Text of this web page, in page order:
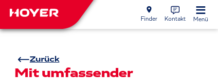
Finder Kontakt Menü
Zurück
Mit umfassender